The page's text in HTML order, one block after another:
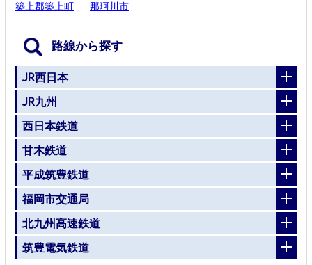
築上郡築上町 那珂川市
路線から探す
JR西日本
JR九州
西日本鉄道
甘木鉄道
平成筑豊鉄道
福岡市交通局
北九州高速鉄道
筑豊電気鉄道